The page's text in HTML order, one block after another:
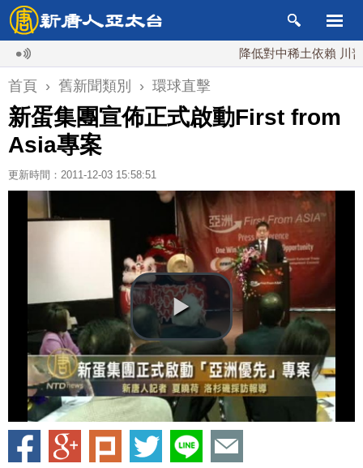
降低對中稀土依賴 川普宣
首頁 › 舊新聞類別 › 環球直擊
新蛋集團宣佈正式啟動First from
Asia專案
更新時間：2011-12-03 15:58:51